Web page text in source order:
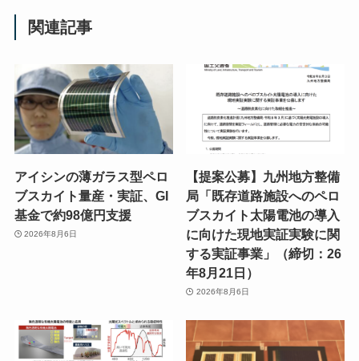
関連記事
アイシンの薄ガラス型ペロ
ブスカイト量産・実証、GI
基金で約98億円支援
2026年8月6日
【提案公募】九州地方整備
局「既存道路施設へのペロ
ブスカイト太陽電池の導入
に向けた現地実証実験に関
する実証事業」（締切：26
年8月21日）
2026年8月6日